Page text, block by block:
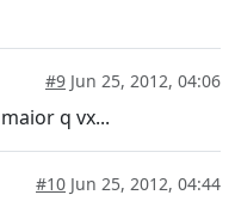
#9 Jun 25, 2012, 04:06
q vx...
#10 Jun 25, 2012, 04:44